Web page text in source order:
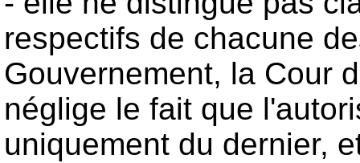
respectifs de chacune
Gouvernement, la Cour
néglige le fait que
uniquement du dernier,